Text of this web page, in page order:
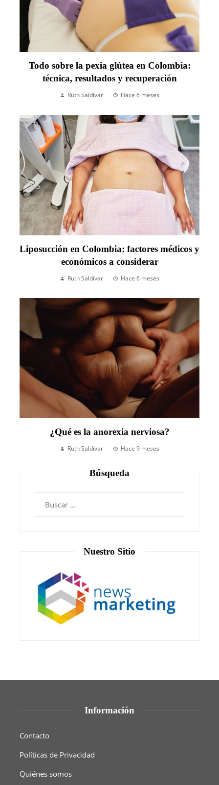
Todo sobre la pexia glútea en Colombia:
técnica, resultados y recuperación
Ruth Saldívar Hace 6 meses
Liposucción en Colombia: factores médicos y
económicos a considerar
Ruth Saldívar Hace 6 meses
¿Qué es la anorexia nerviosa?
Ruth Saldívar Hace 9 meses
Búsqueda
Nuestro Sitio
Información
Contacto
Políticas de Privacidad
Quiénes somos